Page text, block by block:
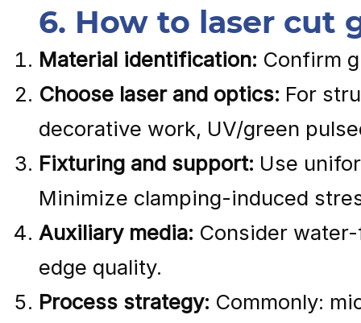
6. How to laser cut
Material identification: Confirm
Choose laser and optics: For
decorative work, UV/green
Fixturing and support: Use
Minimize clamping-induced
Auxiliary media: Consider
edge quality.
Process strategy: Commonly: